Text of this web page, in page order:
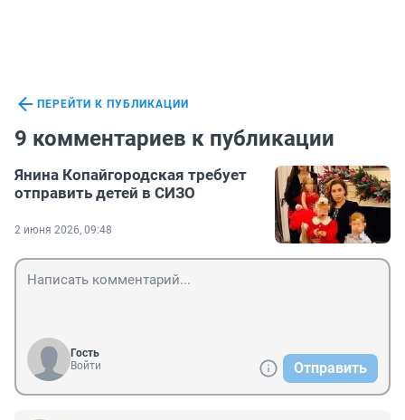
ПЕРЕЙТИ К ПУБЛИКАЦИИ
9 комментариев к публикации
Янина Копайгородская требует
отправить детей в СИЗО
2 июня 2026, 09:48
Гость
Войти
Отправить